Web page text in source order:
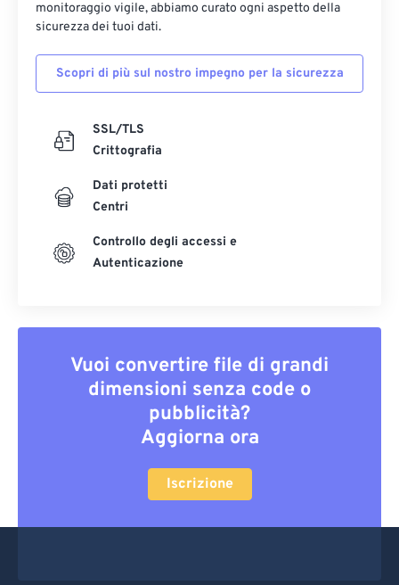
monitoraggio vigile, abbiamo curato ogni aspetto della
sicurezza dei tuoi dati.
Scopri di più sul nostro impegno per la sicurezza
SSL/TLS
Crittografia
Dati protetti
Centri
Controllo degli accessi e
Autenticazione
Vuoi convertire file di grandi
dimensioni senza code o
pubblicità?
Aggiorna ora
Iscrizione